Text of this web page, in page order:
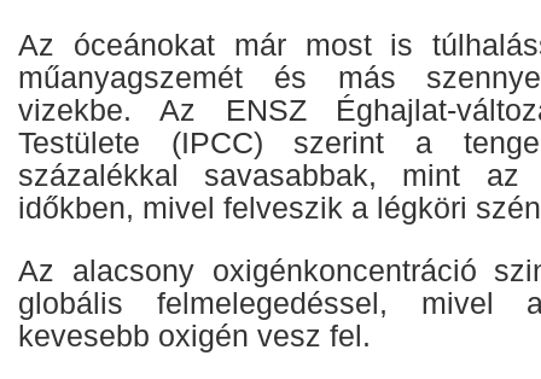
Az óceánokat már most is
műanyagszemét és más
vizekbe. Az ENSZ Éghajlat-
Testülete (IPCC) szerint a
százalékkal savasabbak, mint az
időkben, mivel felveszik a légköri
Az alacsony oxigénkoncentráció
globális felmelegedéssel, mivel
kevesebb oxigén vesz fel.